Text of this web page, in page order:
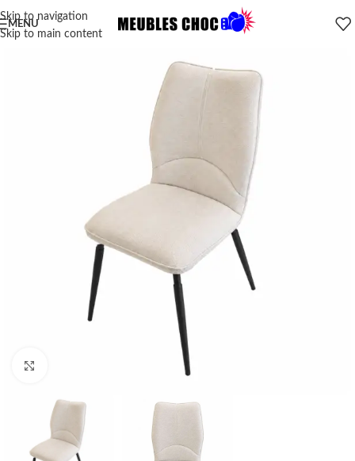
Skip to navigation
Skip to main content
MENU